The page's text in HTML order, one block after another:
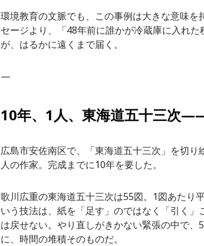
環境教育の文脈でも、この事例は大きな意味
セージより、「48年前に誰かが冷蔵庫に入れ
が、はるかに遠くまで届く。
—
10年、1人、東海道五十三次
広島市安佐南区で、「東海道五十三次」を切
人の作家。完成までに10年を要した。
歌川広重の東海道五十三次は55図。1図あたり
いう技法は、紙を「足す」のではなく「引く
は戻せない。やり直しがきかない緊張の中で
に、時間の堆積そのものだ。